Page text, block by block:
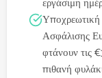
Ασφάλισης
φτάνουν τις
πιθανή